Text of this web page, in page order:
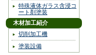
特殊液体ガラス含浸コ
ート剤塗装
木材加工紹介
切削加工機
塗装設備